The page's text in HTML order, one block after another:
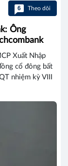
6 Theo dõi
Ông
Xuất Nhập
cổ đông bất
nhiệm kỳ VIII